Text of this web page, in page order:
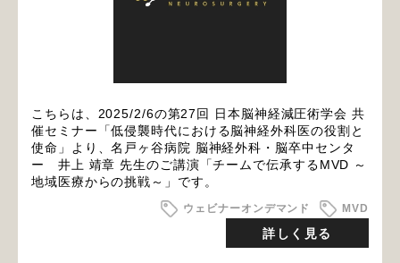
こちらは、2025/2/6の第27回 日本脳神経減圧術学会 共
催セミナー「低侵襲時代における脳神経外科医の役割と
使命」より、名戸ヶ谷病院 脳神経外科・脳卒中センタ
ー 井上 靖章 先生のご講演「チームで伝承するMVD ～
地域医療からの挑戦～」です。
ウェビナーオンデマンド MVD
詳しく見る